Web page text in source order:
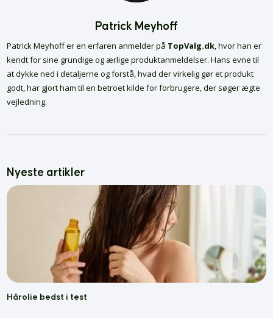
Patrick Meyhoff
Patrick Meyhoff er en erfaren anmelder på TopValg.dk, hvor han er
kendt for sine grundige og ærlige produktanmeldelser. Hans evne til
at dykke ned i detaljerne og forstå, hvad der virkelig gør et produkt
godt, har gjort ham til en betroet kilde for forbrugere, der søger ægte
vejledning.
Nyeste artikler
Hårolie bedst i test